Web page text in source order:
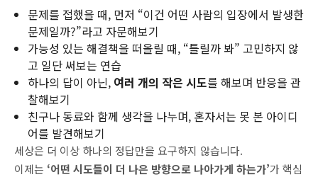
문제를 접했을 때, 먼저 “이건 어떤 사람의 입장에서 발생한
문제일까?”라고 자문해보기
가능성 있는 해결책을 떠올릴 때, “틀릴까 봐” 고민하지 않
고 일단 써보는 연습
하나의 답이 아닌, 여러 개의 작은 시도를 해보며 반응을 관
찰해보기
친구나 동료와 함께 생각을 나누며, 혼자서는 못 본 아이디
어를 발견해보기
세상은 더 이상 하나의 정답만을 요구하지 않습니다.
이제는 ‘어떤 시도들이 더 나은 방향으로 나아가게 하는가’가 핵심